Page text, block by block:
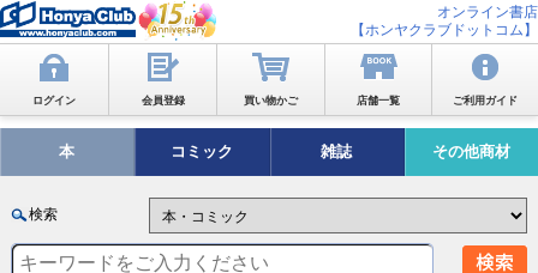
オンライン書店
【ホンヤクラブドットコム】
ログイン 会員登録 買い物かご 店舗一覧 ご利用ガイド
本 コミック 雑誌 その他商材
検索